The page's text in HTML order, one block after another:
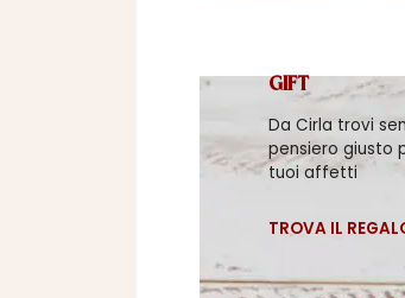
GIFT
Da Cirla trovi
pensiero giusto
tuoi affetti
TROVA IL